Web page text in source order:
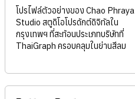
โปรไฟล์ตัวอย่างของ Chao Phraya
Studio สตูดิโอโปรดักต์ดิจิทัลใน
กรุงเทพฯ ที่สะท้อนประเภทบริษัทที่
ThaiGraph ครอบคลุมในย่านสีลม